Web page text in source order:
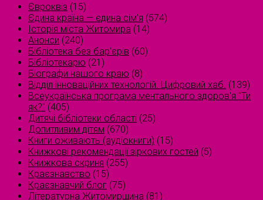
Євроквіз (15)
Єдина країна — єдина сім’я (574)
Історія міста Житомира (14)
Анонси (240)
Бібліотека без бар'єрів (60)
Бібліотекарю (21)
Біографи нашого краю (8)
Відділ інноваційних технологій. Цифровий хаб. (139)
Всеукраїнська програма ментального здоров'я "Ти
як?" (405)
Дитячі бібліотеки області (25)
Допитливим дітям (670)
Книги оживають (аудіокниги) (15)
Книжкові рекомендації зіркових гостей (5)
Книжкова скриня (255)
Краєзнавство (15)
Краєзнавчий блог (75)
Літературна Житомирщина (81)